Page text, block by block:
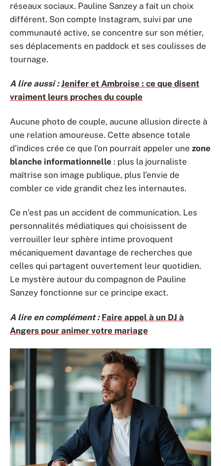
réseaux sociaux. Pauline Sanzey a fait un choix
différent. Son compte Instagram, suivi par une
communauté active, se concentre sur son métier,
ses déplacements en paddock et ses coulisses de
tournage.
A lire aussi : Jenifer et Ambroise : ce que disent
vraiment leurs proches du couple
Aucune photo de couple, aucune allusion directe à
une relation amoureuse. Cette absence totale
d’indices crée ce que l’on pourrait appeler une zone
blanche informationnelle : plus la journaliste
maîtrise son image publique, plus l’envie de
combler ce vide grandit chez les internautes.
Ce n’est pas un accident de communication. Les
personnalités médiatiques qui choisissent de
verrouiller leur sphère intime provoquent
mécaniquement davantage de recherches que
celles qui partagent ouvertement leur quotidien.
Le mystère autour du compagnon de Pauline
Sanzey fonctionne sur ce principe exact.
A lire en complément : Faire appel à un DJ à
Angers pour animer votre mariage